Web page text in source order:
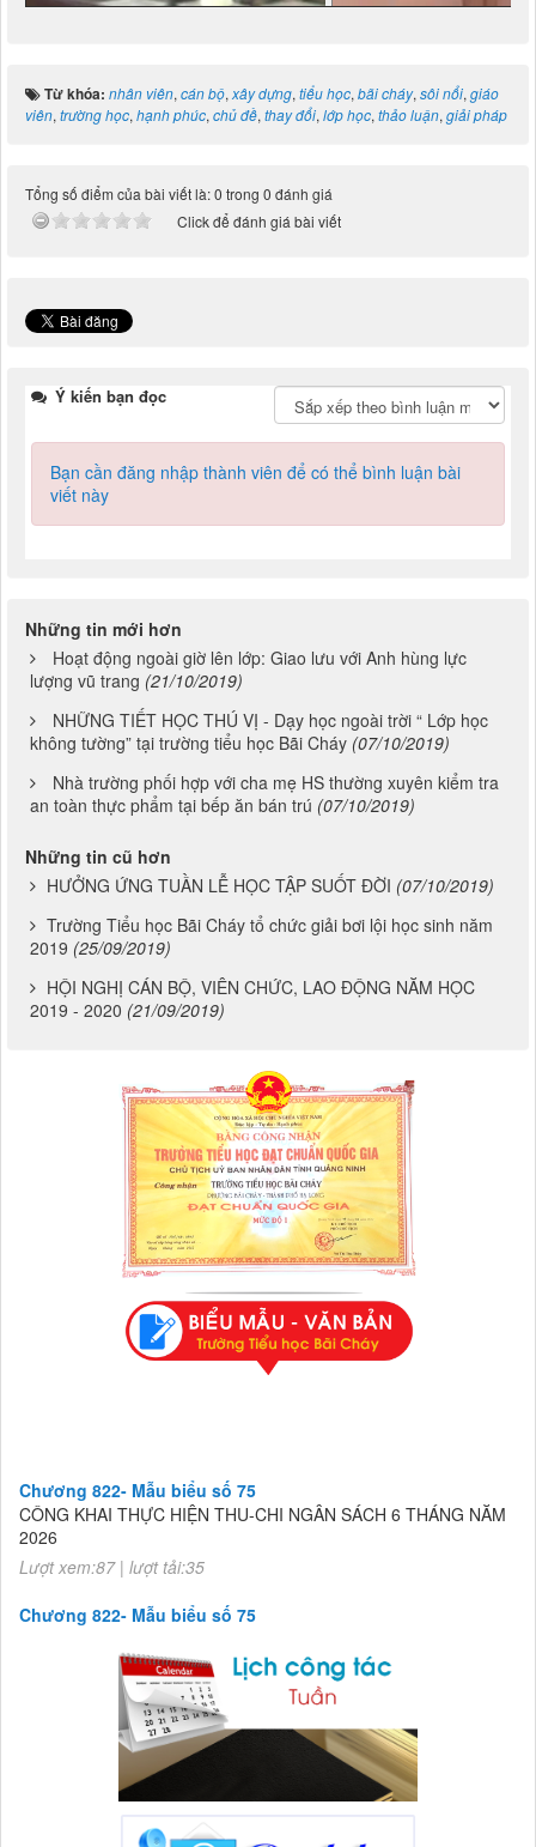
Từ khóa: nhân viên,cán bộ,xây dựng,tiểu học,bãi cháy,sôi nổi,giáo
viên,trường học,hạnh phúc,chủ đề,thay đổi,lớp học,thảo luận,giải pháp
Tổng số điểm của bài viết là: 0 trong 0 đánh giá
Click để đánh giá bài viết
Ý kiến bạn đọc
Bạn cần đăng nhập thành viên để có thể bình luận bài
viết này
Những tin mới hơn
Hoạt động ngoài giờ lên lớp: Giao lưu với Anh hùng lực
lượng vũ trang (21/10/2019)
NHỮNG TIẾT HỌC THÚ VỊ - Dạy học ngoài trời “ Lớp học
không tường” tại trường tiểu học Bãi Cháy (07/10/2019)
Nhà trường phối hợp với cha mẹ HS thường xuyên kiểm tra
an toàn thực phẩm tại bếp ăn bán trú (07/10/2019)
Những tin cũ hơn
HƯỞNG ỨNG TUẦN LỄ HỌC TẬP SUỐT ĐỜI (07/10/2019)
Trường Tiểu học Bãi Cháy tổ chức giải bơi lội học sinh năm
2019 (25/09/2019)
HỘI NGHỊ CÁN BỘ, VIÊN CHỨC, LAO ĐỘNG NĂM HỌC
2019 - 2020 (21/09/2019)
CÔNG KHAI THỰC HIỆN THU-CHI NGÂN SÁCH 6 THÁNG NĂM
2026
Lượt xem:87 | lượt tải:35
CÔNG KHAI THỰC HIỆN THU-CHI NGÂN SÁCH 6 THÁNG NĂM
Lượt xem:87 | lượt tải:35